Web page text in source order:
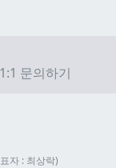
1:1 문의하기
자 : 최상락)